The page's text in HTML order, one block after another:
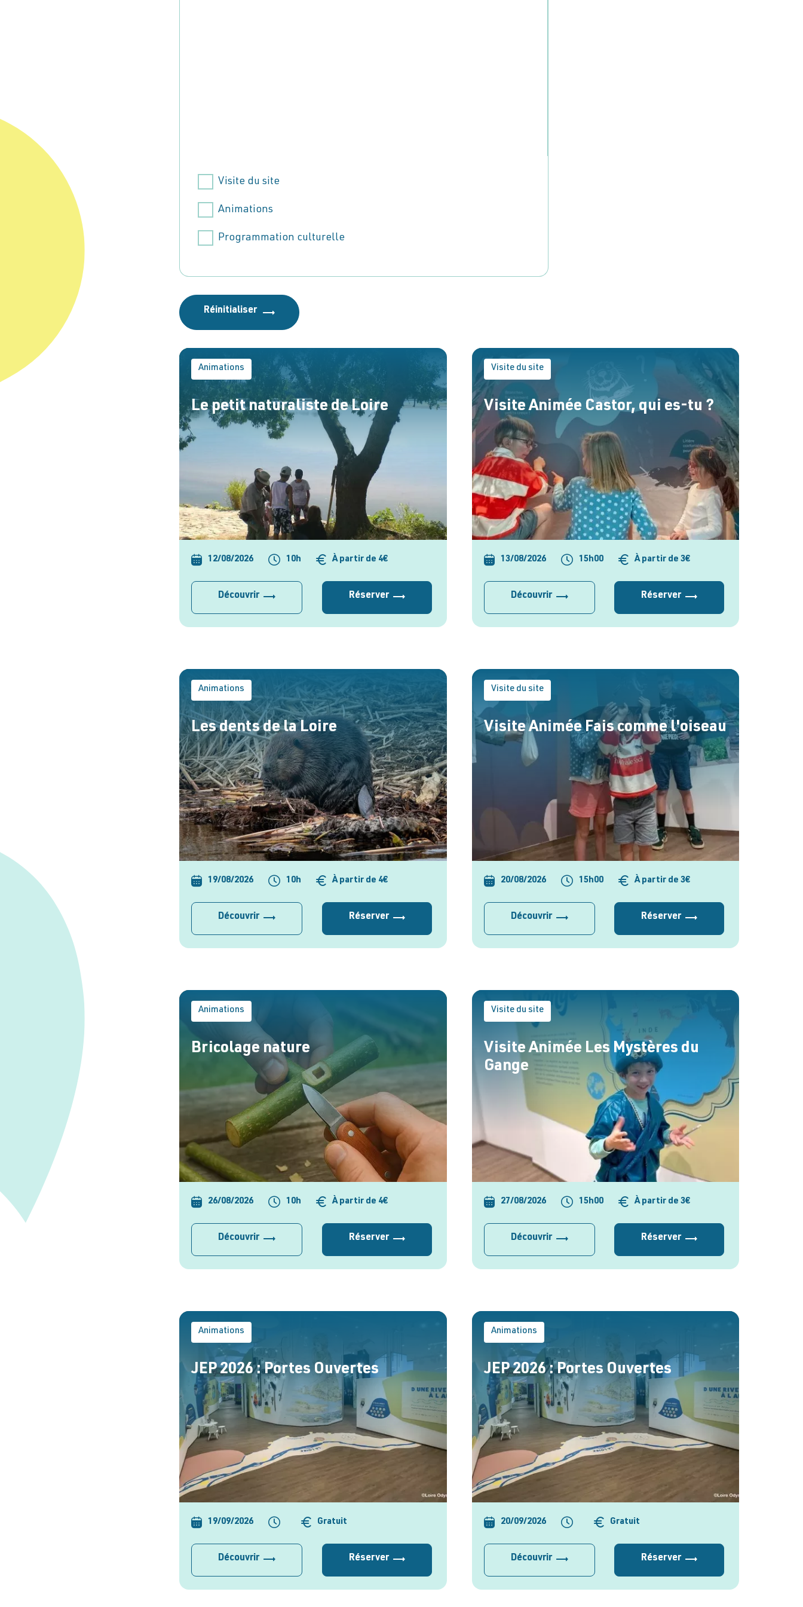
Animations
Le petit naturaliste de Loire
12/08/2026 10h À partir de 4€
Découvrir Réserver
Visite du site
Visite Animée Castor, qui es-tu ?
13/08/2026 15h00 À partir de 3€
Découvrir Réserver
Animations
Les dents de la Loire
19/08/2026 10h À partir de 4€
Découvrir Réserver
Visite du site
Visite Animée Fais comme l'oiseau
20/08/2026 15h00 À partir de 3€
Découvrir Réserver
Animations
Bricolage nature
26/08/2026 10h À partir de 4€
Découvrir Réserver
Visite du site
Visite Animée Les Mystères du
Gange
27/08/2026 15h00 À partir de 3€
Découvrir Réserver
Animations
JEP 2026 : Portes Ouvertes
19/09/2026 Gratuit
Découvrir Réserver
Animations
JEP 2026 : Portes Ouvertes
20/09/2026 Gratuit
Découvrir Réserver
Visite du site
Animations
Programmation culturelle